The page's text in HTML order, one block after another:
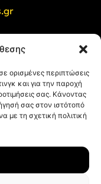
ορισμένες περιπτώσεις
και για την παροχή
σας. Κάνοντας
σας στον ιστότοπό
με τη σχετική πολιτική